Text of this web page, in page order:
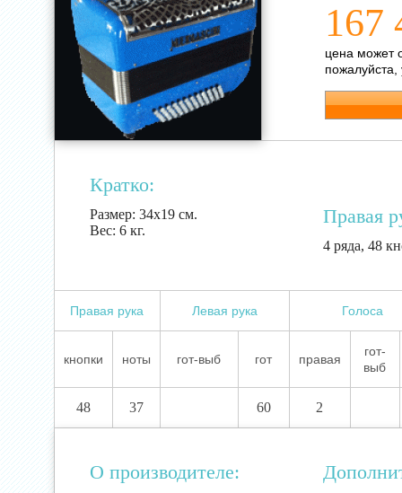
167
цена может
пожалуйста,
Кратко:
Размер: 34х19 см.
Вес: 6 кг.
Правая
4 ряда, 48
Правая рука Левая рука Голоса
кнопки ноты гот-выб гот правая
гот-
выб
48 37 60 2
О производителе: